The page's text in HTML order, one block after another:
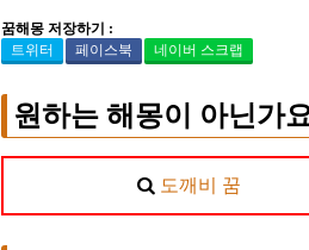
꿈해몽 저장하기 :
트위터
페이스북 네이버 스크랩
원하는 해몽이 아닌가
도깨비 꿈